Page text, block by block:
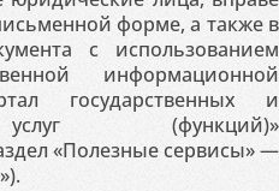
форме, а также в
с использованием
информационной
государственных и
(функций)»
«Полезные сервисы» —